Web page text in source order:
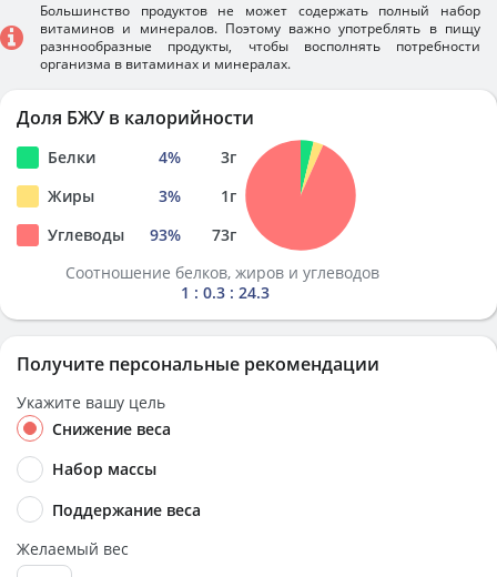
Большинство продуктов не может содержать полный набор
витаминов и минералов. Поэтому важно употреблять в пищу
разннообразные продукты, чтобы восполнять потребности
организма в витаминах и минералах.
Доля БЖУ в калорийности
Белки 4% 3г
Жиры
3% 1г
Углеводы
93% 73г
Соотношение белков, жиров и углеводов
1 : 0.3 : 24.3
Получите персональные рекомендации
Укажите вашу цель
Снижение веса
Набор массы
Поддержание веса
Желаемый вес